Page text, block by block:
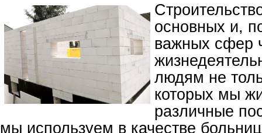
основных и,
важных сфер
людям не
которых мы
различные
мы используем в качестве